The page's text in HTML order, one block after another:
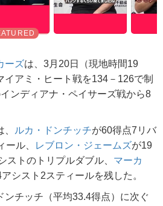
ーズは、3月20日（現地時間19
イアミ・ヒート戦を134－126で制
ンディアナ・ペイサーズ戦から8
ルカ・ドンチッチが60得点7リバ
ール、
レブロン・ジェームズが19
ストのトリプルダブル、 マーカ
シスト2スティールを残した。
チッチ（平均33.4得点）に次ぐ